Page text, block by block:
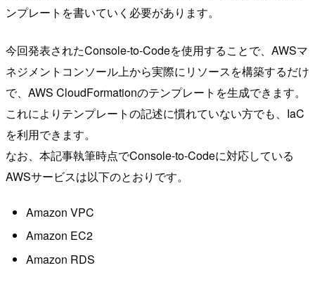
ンプレートを書いていく必要があります。
今回発表されたConsole-to-Codeを使用することで、AWSマ
ネジメントコンソール上から実際にリソースを構築するだけ
で、AWS CloudFormationのテンプレートを生成できます。
これによりテンプレートの記述に慣れていない方でも、IaC
を利用できます。
なお、本記事執筆時点でConsole-to-Codeに対応している
AWSサービスは以下のとおりです。
Amazon VPC
Amazon EC2
Amazon RDS